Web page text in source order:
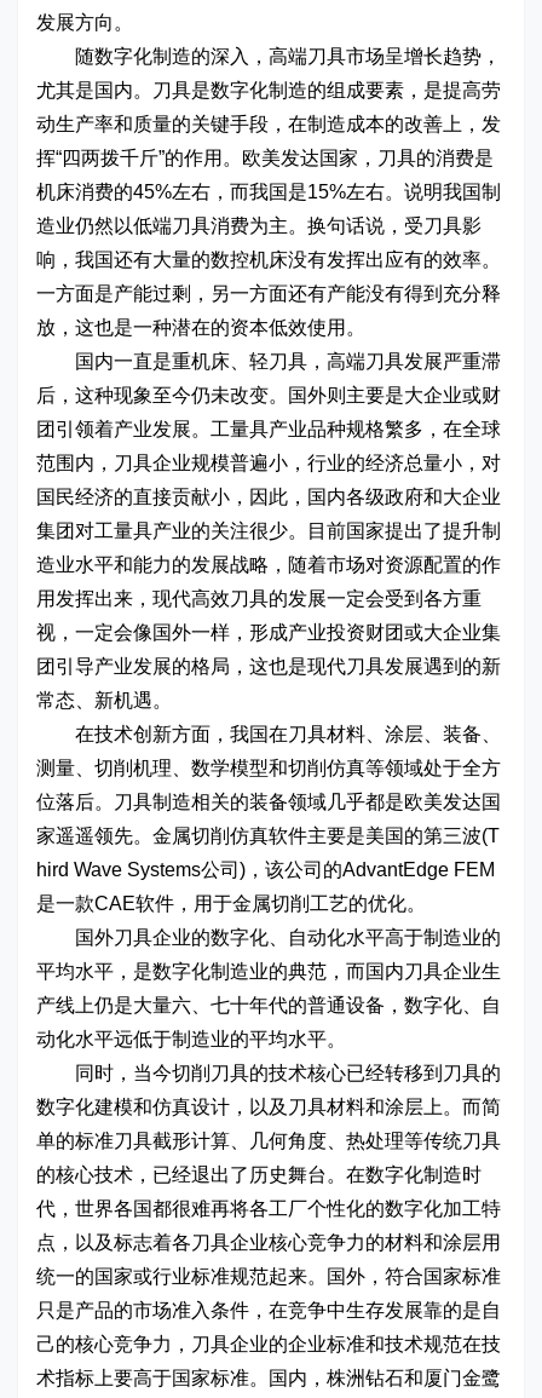
发展方向。
随数字化制造的深入，高端刀具市场呈增长趋势，
尤其是国内。刀具是数字化制造的组成要素，是提高劳
动生产率和质量的关键手段，在制造成本的改善上，发
挥“四两拨千斤”的作用。欧美发达国家，刀具的消费是
机床消费的45%左右，而我国是15%左右。说明我国制
造业仍然以低端刀具消费为主。换句话说，受刀具影
响，我国还有大量的数控机床没有发挥出应有的效率。
一方面是产能过剩，另一方面还有产能没有得到充分释
放，这也是一种潜在的资本低效使用。
国内一直是重机床、轻刀具，高端刀具发展严重滞
后，这种现象至今仍未改变。国外则主要是大企业或财
团引领着产业发展。工量具产业品种规格繁多，在全球
范围内，刀具企业规模普遍小，行业的经济总量小，对
国民经济的直接贡献小，因此，国内各级政府和大企业
集团对工量具产业的关注很少。目前国家提出了提升制
造业水平和能力的发展战略，随着市场对资源配置的作
用发挥出来，现代高效刀具的发展一定会受到各方重
视，一定会像国外一样，形成产业投资财团或大企业集
团引导产业发展的格局，这也是现代刀具发展遇到的新
常态、新机遇。
在技术创新方面，我国在刀具材料、涂层、装备、
测量、切削机理、数学模型和切削仿真等领域处于全方
位落后。刀具制造相关的装备领域几乎都是欧美发达国
家遥遥领先。金属切削仿真软件主要是美国的第三波(T
hird Wave Systems公司)，该公司的AdvantEdge FEM
是一款CAE软件，用于金属切削工艺的优化。
国外刀具企业的数字化、自动化水平高于制造业的
平均水平，是数字化制造业的典范，而国内刀具企业生
产线上仍是大量六、七十年代的普通设备，数字化、自
动化水平远低于制造业的平均水平。
同时，当今切削刀具的技术核心已经转移到刀具的
数字化建模和仿真设计，以及刀具材料和涂层上。而简
单的标准刀具截形计算、几何角度、热处理等传统刀具
的核心技术，已经退出了历史舞台。在数字化制造时
代，世界各国都很难再将各工厂个性化的数字化加工特
点，以及标志着各刀具企业核心竞争力的材料和涂层用
统一的国家或行业标准规范起来。国外，符合国家标准
只是产品的市场准入条件，在竞争中生存发展靠的是自
己的核心竞争力，刀具企业的企业标准和技术规范在技
术指标上要高于国家标准。国内，株洲钻石和厦门金鹭